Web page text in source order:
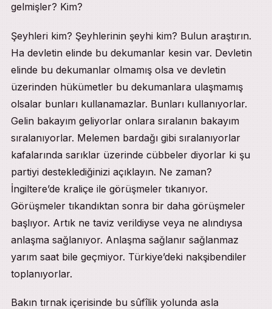
gelmişler? Kim?
Şeyhleri kim? Şeyhlerinin şeyhi kim? Bulun araştırın.
Ha devletin elinde bu dekumanlar kesin var. Devletin
elinde bu dekumanlar olmamış olsa ve devletin
üzerinden hükümetler bu dekumanlara ulaşmamış
olsalar bunları kullanamazlar. Bunları kullanıyorlar.
Gelin bakayım geliyorlar onlara sıralanın bakayım
sıralanıyorlar. Melemen bardağı gibi sıralanıyorlar
kafalarında sarıklar üzerinde cübbeler diyorlar ki şu
partiyi desteklediğinizi açıklayın. Ne zaman?
İngiltere’de kraliçe ile görüşmeler tıkanıyor.
Görüşmeler tıkandıktan sonra bir daha görüşmeler
başlıyor. Artık ne taviz verildiyse veya ne alındıysa
anlaşma sağlanıyor. Anlaşma sağlanır sağlanmaz
yarım saat bile geçmiyor. Türkiye’deki nakşibendiler
toplanıyorlar.
Bakın tırnak içerisinde bu sûfîlik yolunda asla